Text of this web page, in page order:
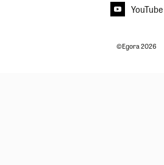
YouTube
©Egora 2026